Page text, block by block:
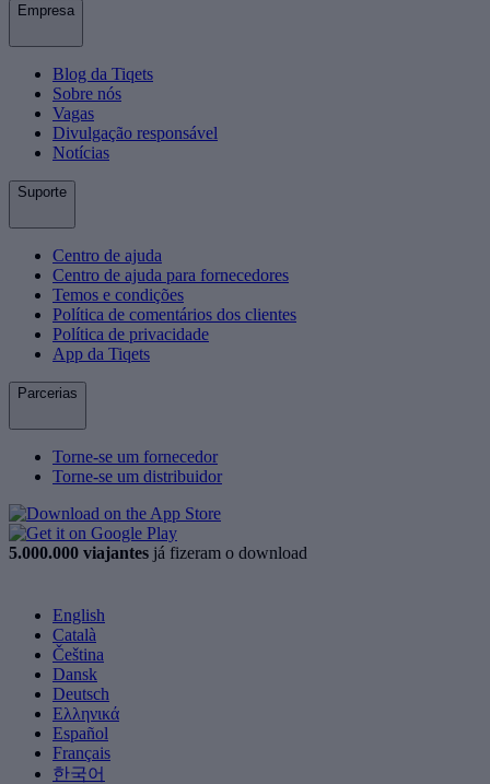
Empresa
Blog da Tiqets
Sobre nós
Vagas
Divulgação responsável
Notícias
Suporte
Centro de ajuda
Centro de ajuda para fornecedores
Temos e condições
Política de comentários dos clientes
Política de privacidade
App da Tiqets
Parcerias
Torne-se um fornecedor
Torne-se um distribuidor
5.000.000 viajantes já fizeram o download
English
Català
Čeština
Dansk
Deutsch
Ελληνικά
Español
Français
한국어